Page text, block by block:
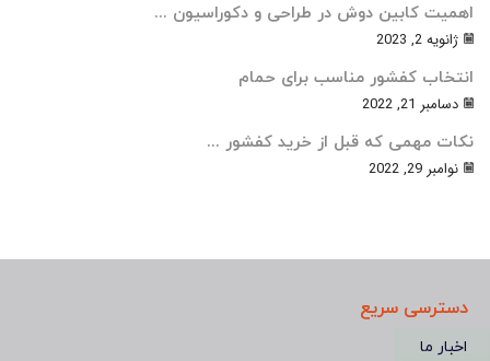
اهمیت کابین دوش در طراحی و دکوراسیون ...
ژانویه 2, 2023
انتخاب کفشور مناسب برای حمام
دسامبر 21, 2022
نکات مهمی که قبل از خرید کفشور ...
نوامبر 29, 2022
دسترسی سریع
اخبار ما